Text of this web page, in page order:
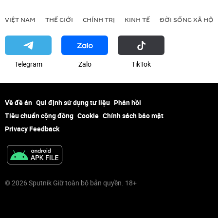
VIỆT NAM THẾ GIỚI CHÍNH TRỊ KINH TẾ ĐỜI SỐNG XÃ HỘI
Telegram Zalo ТikТоk
Về đề án Qui định sử dụng tư liệu Phản hồi
Tiêu chuẩn cộng đồng Cookie Chính sách bảo mật
Privacy Feedback
© 2026 Sputnik Giữ toàn bộ bản quyền. 18+